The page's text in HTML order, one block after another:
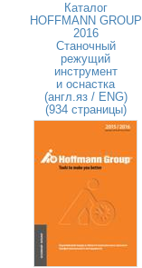
Каталог
HOFFMANN GROUP
2016
Станочный
режущий
инструмент
и оснастка
(англ.яз / ENG)
(934 страницы)